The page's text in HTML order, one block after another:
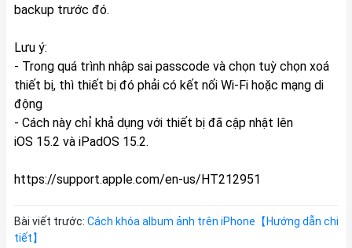
backup trước đó.
Lưu ý:
- Trong quá trình nhập sai passcode và chọn tuỳ chọn xoá
thiết bị, thì thiết bị đó phải có kết nối Wi-Fi hoặc mạng di
động
- Cách này chỉ khả dụng với thiết bị đã cập nhật lên
iOS 15.2 và iPadOS 15.2.
https://support.apple.com/en-us/HT212951
Bài viết trước: Cách khóa album ảnh trên iPhone【Hướng dẫn chi
tiết】